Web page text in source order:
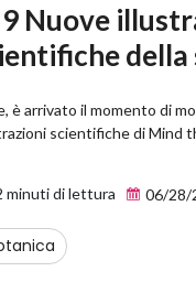
Nuove
è arrivato il momento di
scientifiche di Mind
minuti di lettura
06/28/